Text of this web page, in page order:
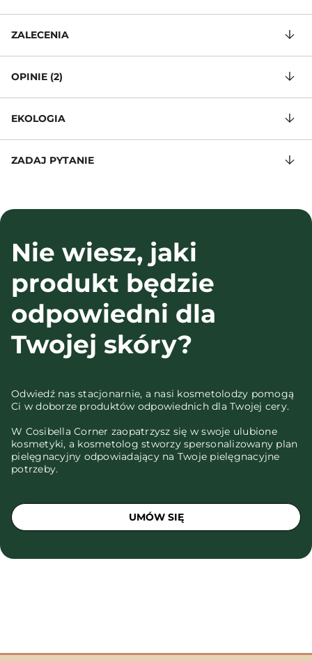
ZALECENIA
OPINIE (2)
EKOLOGIA
ZADAJ PYTANIE
Nie wiesz, jaki
produkt będzie
odpowiedni dla
Twojej skóry?
Odwiedź nas stacjonarnie, a nasi kosmetolodzy pomogą
Ci w doborze produktów odpowiednich dla Twojej cery.
W Cosibella Corner zaopatrzysz się w swoje ulubione
kosmetyki, a kosmetolog stworzy spersonalizowany plan
pielęgnacyjny odpowiadający na Twoje pielęgnacyjne
potrzeby.
UMÓW SIĘ